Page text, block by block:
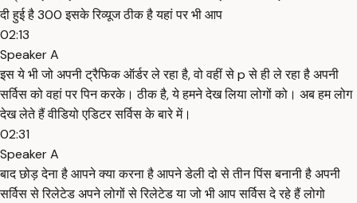
दी हुई है 300 इसके रिव्यूज ठीक है यहां पर भी आप
02:13
Speaker A
इस ये भी जो अपनी ट्रैफिक ऑर्डर ले रहा है, वो वहीं से p से ही ले रहा है अपनी
सर्विस को वहां पर पिन करके। ठीक है, ये हमने देख लिया लोगों को। अब हम लोग
देख लेते हैं वीडियो एडिटर सर्विस के बारे में।
02:31
Speaker A
बाद छोड़ देना है आपने क्या करना है आपने डेली दो से तीन पिंस बनानी है अपनी
सर्विस से रिलेटेड अपने लोगों से रिलेटेड या जो भी आप सर्विस दे रहे हैं लोगो